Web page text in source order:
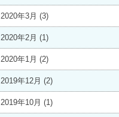
2020年3月 (3)
2020年2月 (1)
2020年1月 (2)
2019年12月 (2)
2019年10月 (1)